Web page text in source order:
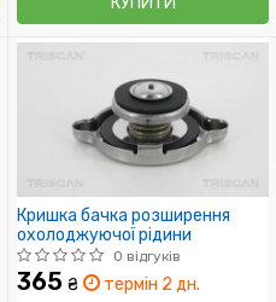
Кришка бачка розширення
охолоджуючої рідини
0 відгуків
365 ₴ термін 2 дн.